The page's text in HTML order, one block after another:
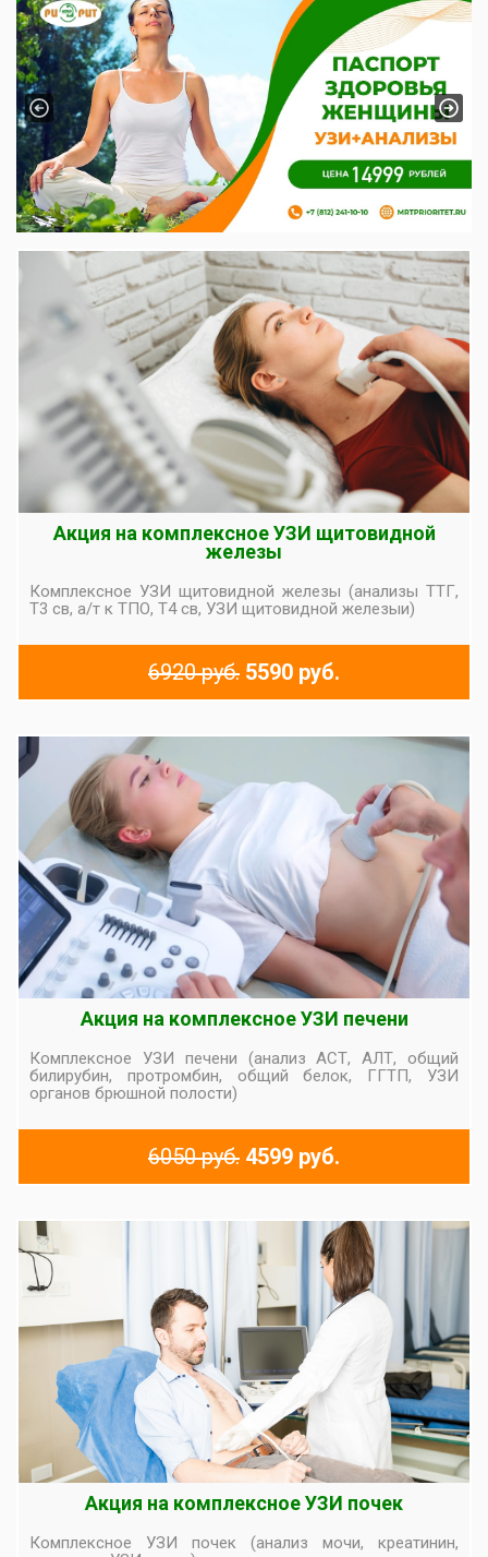
Previous Next
Акция на комплексное УЗИ щитовидной
железы
Комплексное УЗИ щитовидной железы (анализы ТТГ,
Т3 св, а/т к ТПО, Т4 св, УЗИ щитовидной железыи)
6920 руб. 5590 руб.
Акция на комплексное УЗИ печени
Комплексное УЗИ печени (анализ АСТ, АЛТ, общий
билирубин, протромбин, общий белок, ГГТП, УЗИ
органов брюшной полости)
6050 руб. 4599 руб.
Акция на комплексное УЗИ почек
Комплексное УЗИ почек (анализ мочи, креатинин,